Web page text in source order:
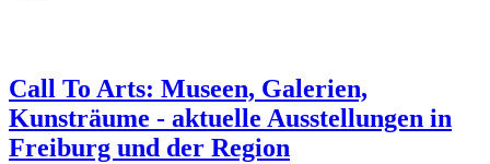
Call To Arts: Museen, Galerien,
Kunsträume - aktuelle Ausstellungen in
Freiburg und der Region